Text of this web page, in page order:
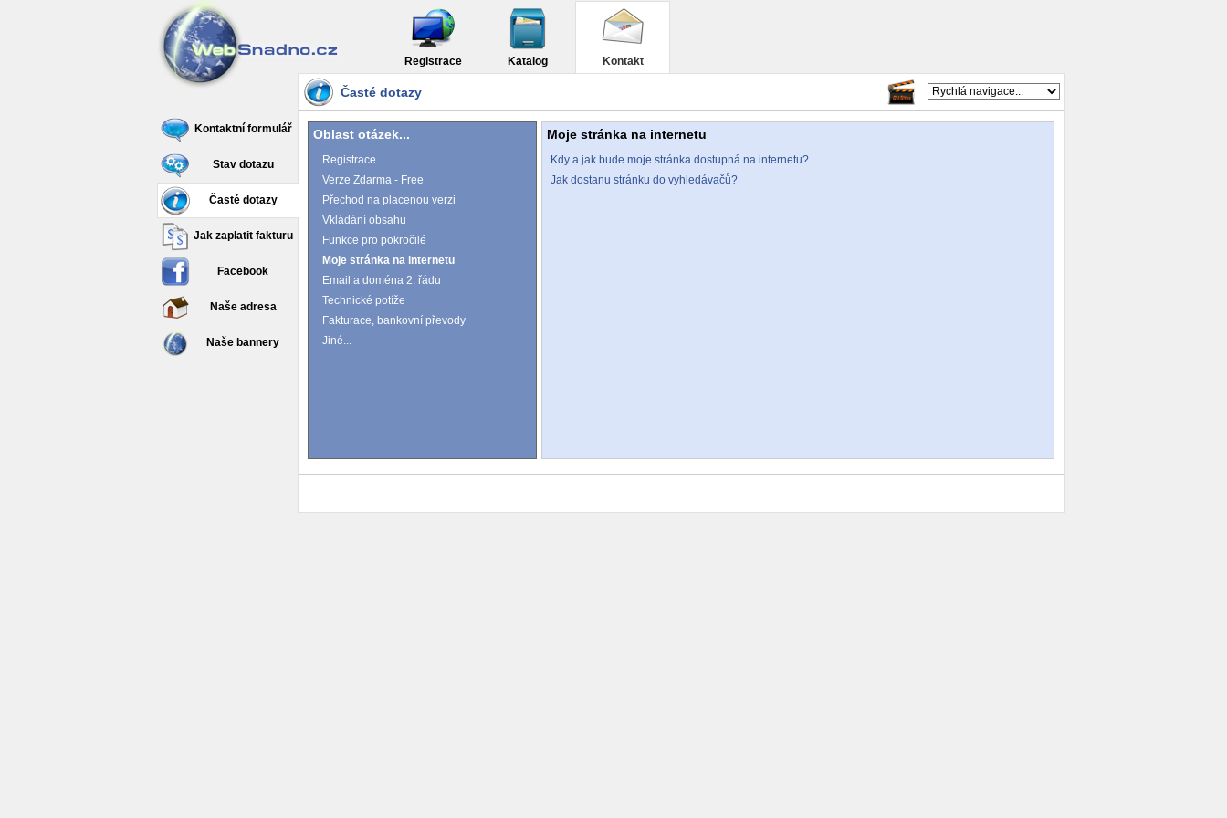
Registrace Katalog Kontakt
Kontaktní formulář
Stav dotazu
Časté dotazy
Jak zaplatit fakturu
Facebook
Naše adresa
Naše bannery
Časté dotazy
Oblast otázek...
Registrace
Verze Zdarma - Free
Přechod na placenou verzi
Vkládání obsahu
Funkce pro pokročilé
Moje stránka na internetu
Email a doména 2. řádu
Technické potíže
Fakturace, bankovní převody
Jiné...
Moje stránka na internetu
Kdy a jak bude moje stránka dostupná na internetu?
Jak dostanu stránku do vyhledávačů?